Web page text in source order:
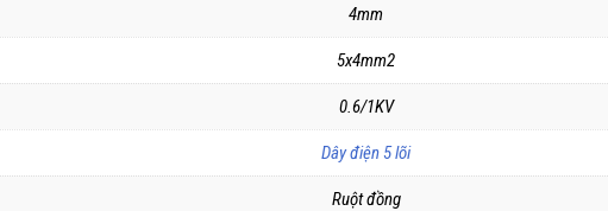
4mm
5x4mm2
0.6/1KV
Dây điện 5 lõi
Ruột đồng